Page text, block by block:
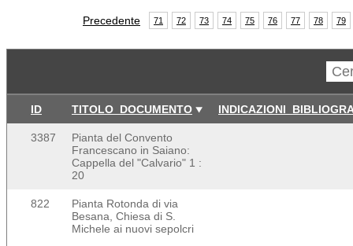
Precedente 71 72 73 74 75 76 77 78 79
ID TITOLO_DOCUMENTO
3387
Pianta del Convento
Francescano in Saiano:
Cappella del "Calvario" 1 :
20
822
Pianta Rotonda di via
Besana, Chiesa di S.
Michele ai nuovi sepolcri